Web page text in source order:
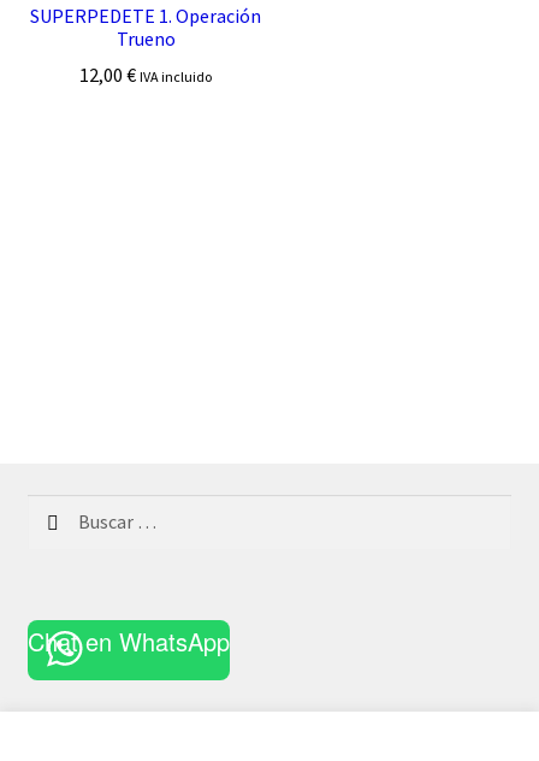
SUPERPEDETE 1. Operación
Trueno
12,00€ IVA incluido
Chat en WhatsApp